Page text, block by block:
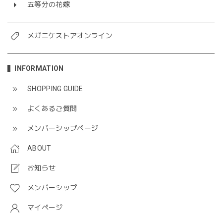
五等分の花嫁
メガニケストアオンライン
INFORMATION
SHOPPING GUIDE
よくあるご質問
メンバーシップページ
ABOUT
お知らせ
メンバーシップ
マイページ